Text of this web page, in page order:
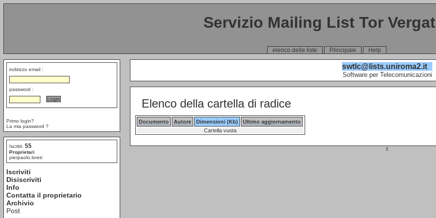
Servizio Mailing List Tor
elenco delle liste Principale Help
indirizzo email :
password :
Primo login?
La mia password ?
Iscritti: 55
Proprietari
pierpaolo.loreti
Iscriviti
Disiscriviti
Info
Contatta il proprietario
Archivio
Post
swtlc@lists.uniroma2.it
Software per Telecomunicazioni
Elenco della cartella di radice
Documento Autore Dimensioni (Kb)
Ultimo aggiornamento
Cartella vuota
§